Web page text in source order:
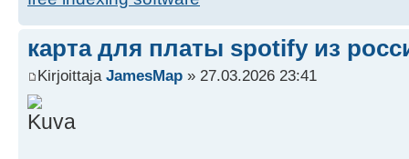
карта для платы spotify из
Kirjoittaja JamesMap » 27.03.2026 23:41